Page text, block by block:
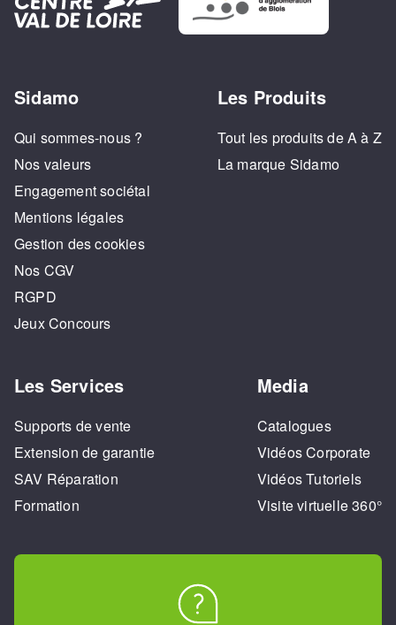
Sidamo
Qui sommes-nous ?
Nos valeurs
Engagement sociétal
Mentions légales
Gestion des cookies
Nos CGV
RGPD
Jeux Concours
Les Produits
Tout les produits de A à Z
La marque Sidamo
Les Services
Supports de vente
Extension de garantie
SAV Réparation
Formation
Media
Catalogues
Vidéos Corporate
Vidéos Tutoriels
Visite virtuelle 360°